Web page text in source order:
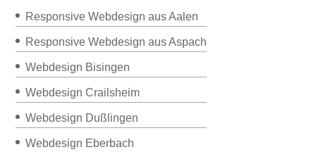
Responsive Webdesign aus Aalen
Responsive Webdesign aus Aspach
Webdesign Bisingen
Webdesign Crailsheim
Webdesign Dußlingen
Webdesign Eberbach